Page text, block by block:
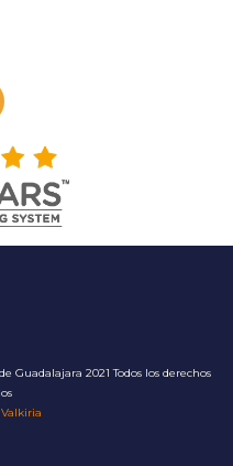
Guadalajara 2021 Todos los derechos